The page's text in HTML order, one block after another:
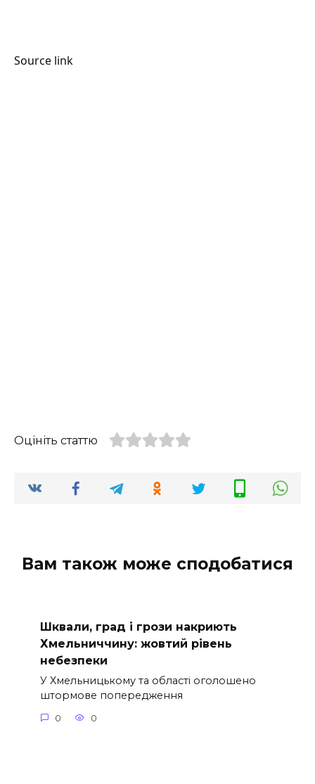
Source link
Оцініть статтю
Вам також може сподобатися
Шквали, град і грози накриють
Хмельниччину: жовтий рівень
небезпеки
У Хмельницькому та області оголошено
штормове попередження
0 0